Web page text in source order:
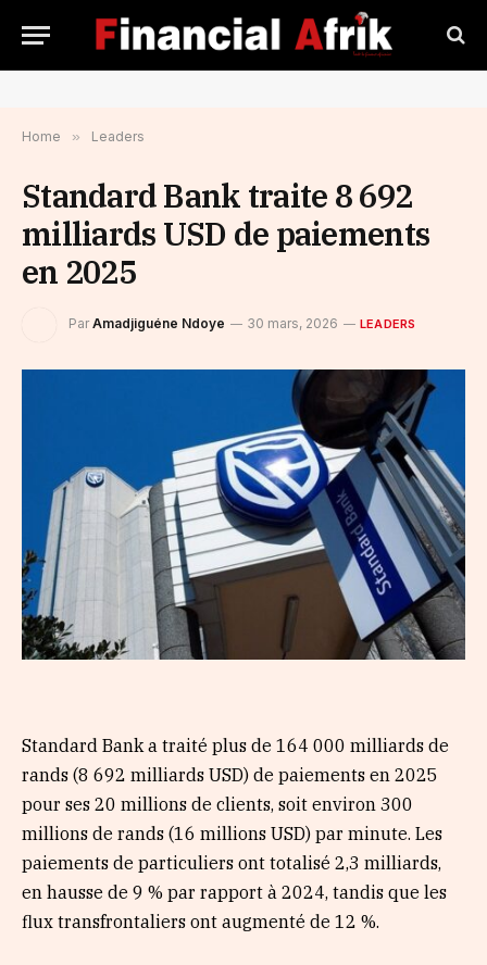
Home » Leaders
Standard Bank traite 8 692
milliards USD de paiements
en 2025
Par Amadjiguéne Ndoye 30 mars, 2026 LEADERS
Standard Bank a traité plus de 164 000 milliards de
rands (8 692 milliards USD) de paiements en 2025
pour ses 20 millions de clients, soit environ 300
millions de rands (16 millions USD) par minute. Les
paiements de particuliers ont totalisé 2,3 milliards,
en hausse de 9 % par rapport à 2024, tandis que les
flux transfrontaliers ont augmenté de 12 %.